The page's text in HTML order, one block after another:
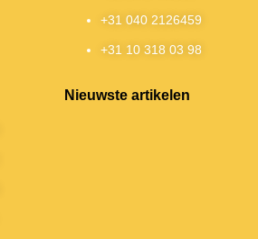
+31 040 2126459
+31 10 318 03 98
Nieuwste artikelen